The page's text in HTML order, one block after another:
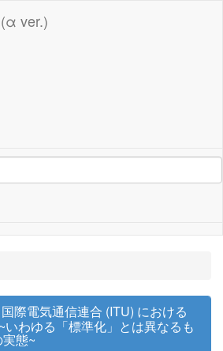
ver.)
国際電気通信連合 (ITU) における
いわゆる「標準化」とは異なるも
態~